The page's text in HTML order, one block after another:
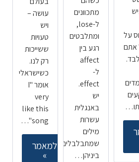
על
אתם
מתכוונים
ל-lose,
ומתלבטים
רגע בין
affect
ל-
effect.
יש
באנגלית
עשרות
מילים
שמתבלבלים
ביניהן…
עושה –
ויש
טעויות
ששייכות
רק לנו.
כשישראלי
אומר "I
very
like this
song"…
למאמר
»